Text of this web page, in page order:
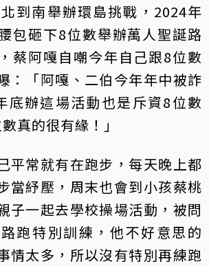
到南舉辦環島挑戰，2024年
包砸下8位數舉辦萬人聖誕路
蔡阿嘎自嘲今年自己跟8位數
：「阿嘎、二伯今年年中被詐
底辦這場活動也是斥資8位數
真的很有緣！」
平常就有在跑步，每天晚上都
當紓壓，周末也會到小孩蔡桃
子一起去學校操場活動，被問
跑特別訓練，他不好意思的
情太多，所以沒有特別再練跑